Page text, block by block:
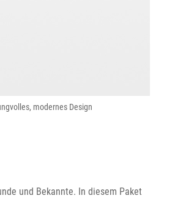
modernes Design
und Bekannte. In diesem Paket